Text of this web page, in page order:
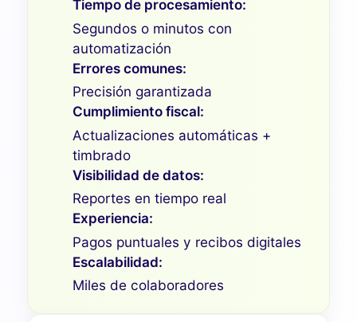
Tiempo de procesamiento:
Segundos o minutos con
automatización
Errores comunes:
Precisión garantizada
Cumplimiento fiscal:
Actualizaciones automáticas +
timbrado
Visibilidad de datos:
Reportes en tiempo real
Experiencia:
Pagos puntuales y recibos digitales
Escalabilidad:
Miles de colaboradores